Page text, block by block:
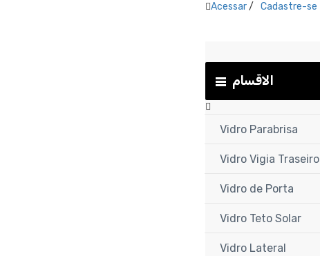
Acessar/ Cadastre-se
الاقسام
Vidro Parabrisa
Vidro Vigia Traseiro
Vidro de Porta
Vidro Teto Solar
Vidro Lateral